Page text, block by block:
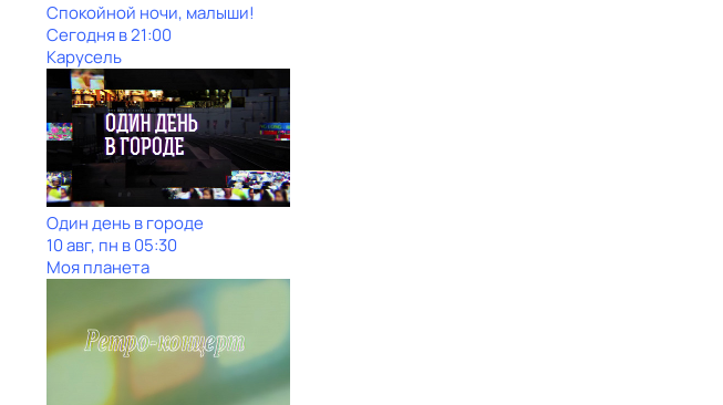
Спокойной ночи, малыши!
Сегодня в 21:00
Карусель
Один день в городе
10 авг, пн в 05:30
Моя планета